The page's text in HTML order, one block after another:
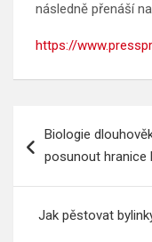
následně přenáší
https://
proBiologie
posunout hranice
Jak pěstovat